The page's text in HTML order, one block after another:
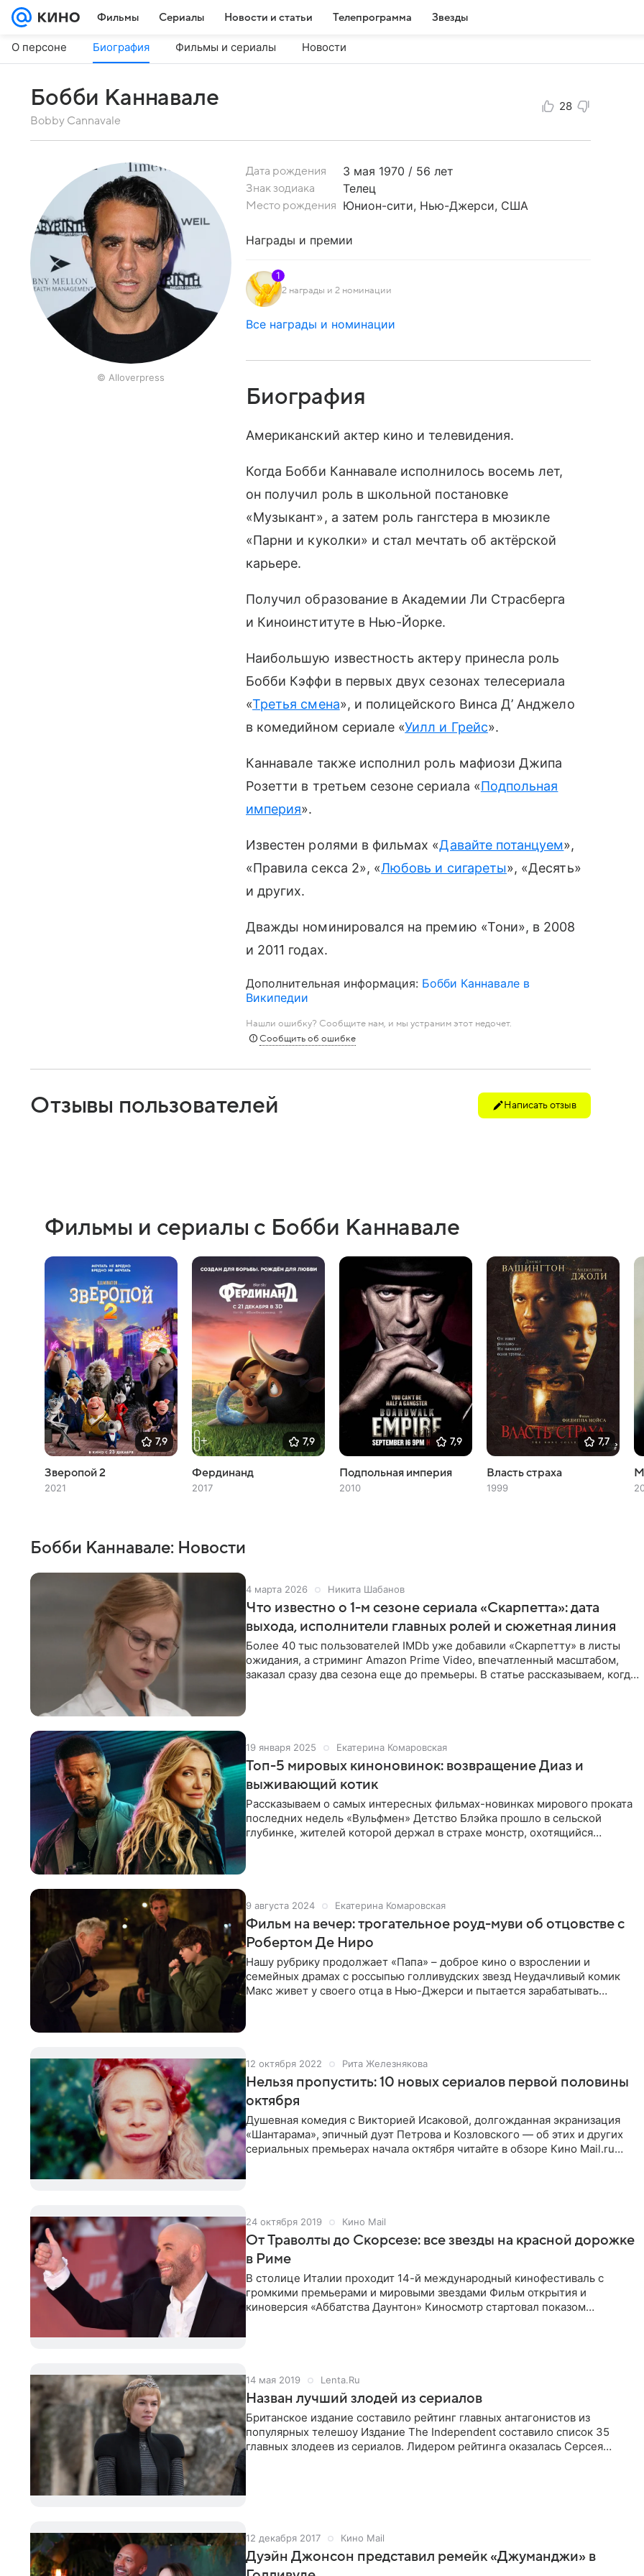
Фильмы Сериалы Новости и статьи Телепрограмма Звезды
О персоне Биография Фильмы и сериалы Новости
Бобби Каннавале
Bobby Cannavale
28
© Alloverpress
Дата рождения 3 мая 1970 / 56 лет
Знак зодиака Телец
Место рождения Юнион-сити, Нью-Джерси, США
Награды и премии
1
2 награды и 2 номинации
Все награды и номинации
Биография
Американский актер кино и телевидения.
Когда Бобби Каннавале исполнилось восемь лет,
он получил роль в школьной постановке
«Музыкант», а затем роль гангстера в мюзикле
«Парни и куколки» и стал мечтать об актёрской
карьере.
Получил образование в Академии Ли Страсберга
и Киноинституте в Нью-Йорке.
Наибольшую известность актеру принесла роль
Бобби Кэффи в первых двух сезонах телесериала
«Третья смена», и полицейского Винса Д’ Анджело
в комедийном сериале «Уилл и Грейс».
Каннавале также исполнил роль мафиози Джипа
Розетти в третьем сезоне сериала «Подпольная
империя».
Известен ролями в фильмах «Давайте потанцуем»,
«Правила секса 2», «Любовь и сигареты», «Десять»
и других.
Дважды номинировался на премию «Тони», в 2008
и 2011 годах.
Дополнительная информация: Бобби Каннавале в
Википедии
Нашли ошибку? Сообщите нам, и мы устраним этот недочет.
Сообщить об ошибке
Отзывы пользователей Написать отзыв
Фильмы и сериалы с Бобби Каннавале
7,9
Зверопой 2
2021
7,9
Фердинанд
2017
7,9
Подпольная империя
2010
7,7
Власть страха
1999
Бобби Каннавале: Новости
4 марта 2026 Никита Шабанов
Что известно о 1-м сезоне сериала «Скарпетта»: дата
выхода, исполнители главных ролей и сюжетная линия
Более 40 тыс пользователей IMDb уже добавили «Скарпетту» в листы
ожидания, а стриминг Amazon Prime Video, впечатленный масштабом,
заказал сразу два сезона еще до премьеры. В статье рассказываем, когда
19 января 2025 Екатерина Комаровская
Топ-5 мировых киноновинок: возвращение Диаз и
выживающий котик
Рассказываем о самых интересных фильмах-новинках мирового проката
последних недель «Вульфмен» Детство Блэйка прошло в сельской
глубинке, жителей которой держал в страхе монстр, охотящийся
9 августа 2024 Екатерина Комаровская
Фильм на вечер: трогательное роуд-муви об отцовстве с
Робертом Де Ниро
Нашу рубрику продолжает «Папа» – доброе кино о взрослении и
семейных драмах с россыпью голливудских звезд Неудачливый комик
Макс живет у своего отца в Нью-Джерси и пытается зарабатывать
12 октября 2022 Рита Железнякова
Нельзя пропустить: 10 новых сериалов первой половины
октября
Душевная комедия с Викторией Исаковой, долгожданная экранизация
«Шантарама», эпичный дуэт Петрова и Козловского — об этих и других
сериальных премьерах начала октября читайте в обзоре Кино Mail.ru
24 октября 2019 Кино Mail
От Траволты до Скорсезе: все звезды на красной дорожке
в Риме
В столице Италии проходит 14-й международный кинофестиваль с
громкими премьерами и мировыми звездами Фильм открытия и
киноверсия «Аббатства Даунтон» Киносмотр стартовал показом
14 мая 2019 Lenta.Ru
Назван лучший злодей из сериалов
Британское издание составило рейтинг главных антагонистов из
популярных телешоу Издание The Independent составило список 35
главных злодеев из сериалов. Лидером рейтинга оказалась Серсея
12 декабря 2017 Кино Mail
Дуэйн Джонсон представил ремейк «Джуманджи» в